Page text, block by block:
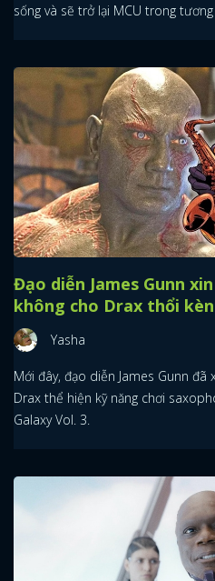
sống và sẽ trở lại MCU trong tương
Đạo diễn James Gunn
không cho Drax thổi kèn
Yasha
Mới đây, đạo diễn James Gunn đã
Drax thể hiện kỹ năng chơi
Galaxy Vol. 3.